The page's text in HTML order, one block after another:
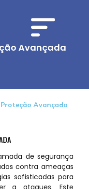
Avançada
Avançada
de segurança
contra ameaças
sofisticadas para
a ataques. Este